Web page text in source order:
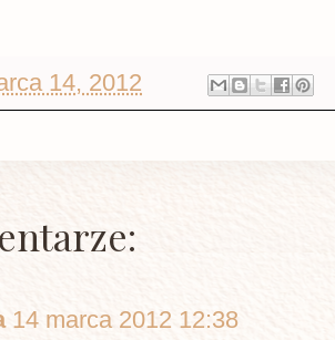
14, 2012
14 marca 2012 12:38